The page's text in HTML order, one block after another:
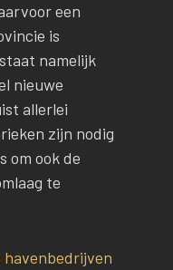
een
is
namelijk
nieuwe
allerlei
zijn nodig
om ook de
te
havenbedrijven